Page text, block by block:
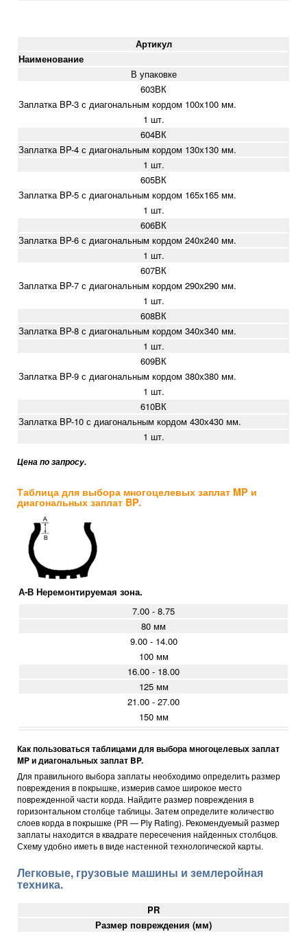
Артикул
Наименование
В упаковке
603ВК
Заплатка BP-3 с диагональным кордом 100х100 мм.
1 шт.
604ВК
Заплатка BP-4 с диагональным кордом 130х130 мм.
1 шт.
605ВК
Заплатка BP-5 с диагональным кордом 165х165 мм.
1 шт.
606ВК
Заплатка BP-6 с диагональным кордом 240х240 мм.
1 шт.
607ВК
Заплатка BP-7 с диагональным кордом 290х290 мм.
1 шт.
608ВК
Заплатка BP-8 с диагональным кордом 340х340 мм.
1 шт.
609ВК
Заплатка BP-9 с диагональным кордом 380х380 мм.
1 шт.
610ВК
Заплатка BP-10 с диагональным кордом 430х430 мм.
1 шт.
Цена по запросу.
Таблица для выбора многоцелевых заплат MP и
диагональных заплат BP.
А-В Неремонтируемая зона.
7.00 - 8.75
80 мм
9.00 - 14.00
100 мм
16.00 - 18.00
125 мм
21.00 - 27.00
150 мм
Как пользоваться таблицами для выбора многоцелевых заплат
MP и диагональных заплат BP.
Для правильного выбора заплаты необходимо определить размер
повреждения в покрышке, измерив самое широкое место
поврежденной части корда. Найдите размер повреждения в
горизонтальном столбце таблицы. Затем определите количество
слоев корда в покрышке (PR — Ply Rating). Рекомендуемый размер
заплаты находится в квадрате пересечения найденных столбцов.
Схему удобно иметь в виде настенной технологической карты.
Легковые, грузовые машины и землеройная
техника.
PR
Размер повреждения (мм)